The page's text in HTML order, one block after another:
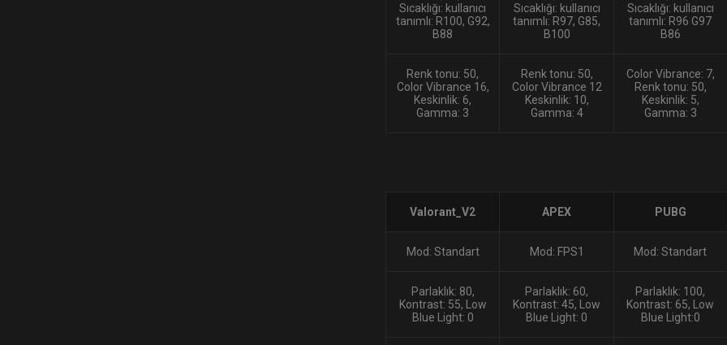
Sıcaklığı: kullanıcı
tanımlı: R100, G92,
B88
Sıcaklığı: kullanıcı
tanımlı: R97, G85,
B100
Sıcaklığı: kullanıcı
tanımlı: R96 G97
B86
Renk tonu: 50,
Color Vibrance 16,
Keskinlik: 6,
Gamma: 3
Renk tonu: 50,
Color Vibrance 12
Keskinlik: 10,
Gamma: 4
Color Vibrance: 7,
Renk tonu: 50,
Keskinlik: 5,
Gamma: 3
Valorant_V2 APEX PUBG
Mod: Standart Mod: FPS1 Mod: Standart
Parlaklık: 80,
Kontrast: 55, Low
Blue Light: 0
Parlaklık: 60,
Kontrast: 45, Low
Blue Light: 0
Parlaklık: 100,
Kontrast: 65, Low
Blue Light:0